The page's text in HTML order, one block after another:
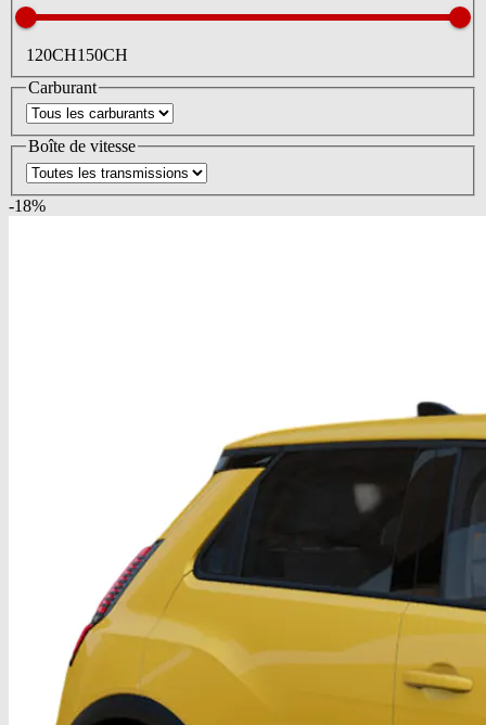
120CH150CH
Carburant
Boîte de vitesse
-18%